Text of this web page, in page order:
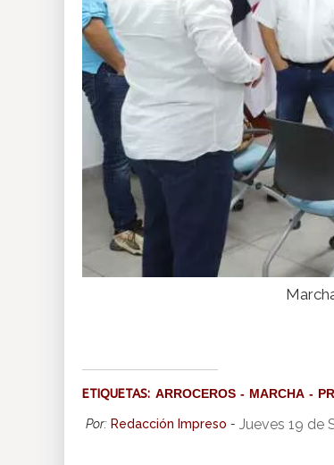
ETIQUETAS: ARROCEROS MARCHA
Por: Redacción Impreso - Jueves 19 de